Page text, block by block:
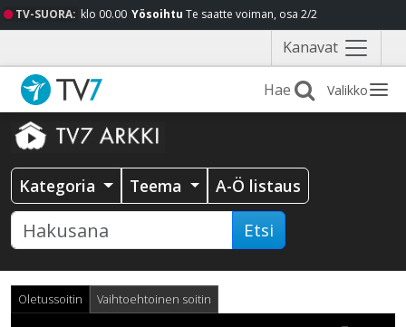
TV-SUORA: klo 00.00 Yösoihtu Te saatte voiman, osa 2/2
Kanavat Näytä
valikko
Valikko
Kategoria Teema A-Ö listaus
Etsi
Oletussoitin Vaihtoehtoinen soitin